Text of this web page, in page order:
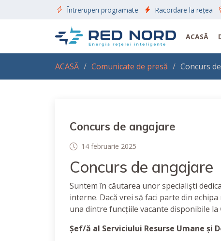
Întreruperi programate Racordare la rețea
ACASĂ
ACASĂ Comunicate de presă Concurs
Concurs de angajare
14 februarie 2025
Concurs de angajare
Suntem în căutarea unor specialiști
interne. Dacă vrei să faci parte din
una dintre funcțiile vacante disponibile la
Șef/ă al Serviciului Resurse Umane și